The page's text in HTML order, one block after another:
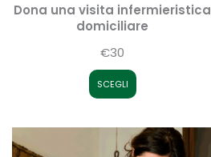
Dona una visita infermieristica
domiciliare
€30
SCEGLI